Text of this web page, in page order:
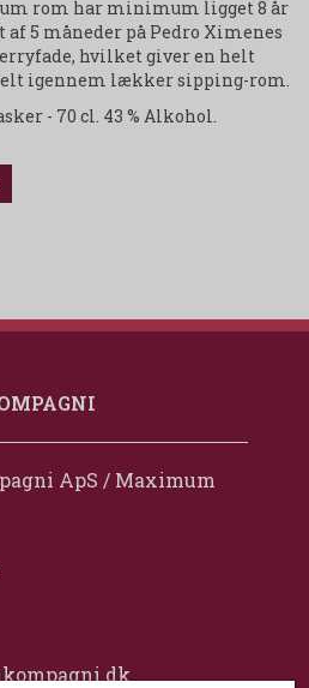
rom har minimum ligget 8 år
5 måneder på Pedro Ximenes
hvilket giver en helt
igennem lækker sipping-rom.
- 70 cl. 43 % Alkohol.
ApS / Maximum